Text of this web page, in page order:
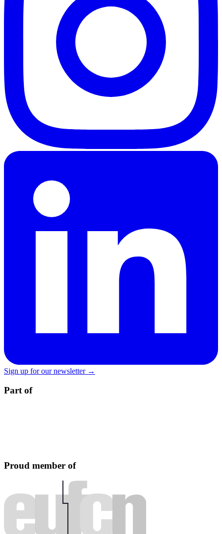
Sign up for our newsletter →
Part of
Proud member of